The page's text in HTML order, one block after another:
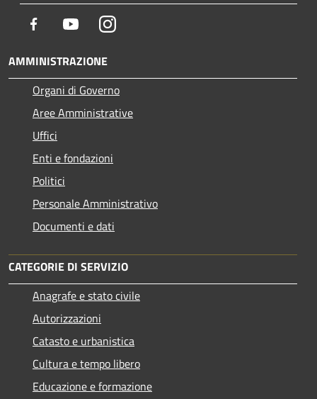
Facebook YoutubeInstagram
AMMINISTRAZIONE
Organi di Governo
Aree Amministrative
Uffici
Enti e fondazioni
Politici
Personale Amministrativo
Documenti e dati
CATEGORIE DI SERVIZIO
Anagrafe e stato civile
Autorizzazioni
Catasto e urbanistica
Cultura e tempo libero
Educazione e formazione